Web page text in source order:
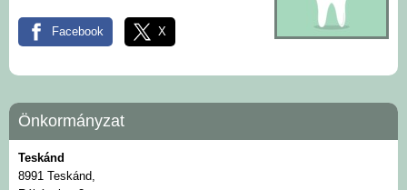
Bemutatkozás
Falutörténet
Hírek
Önkormányzat
Facebook X
Önkormányzat
Teskánd
8991 Teskánd,